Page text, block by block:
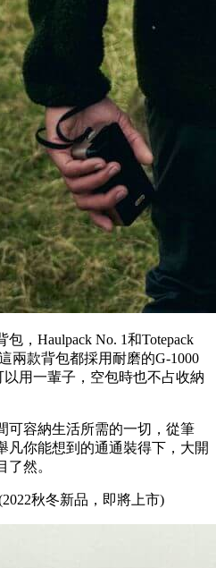
，Haulpack No. 1和Totepack
兩款背包都採用耐磨的G-1000
以用一輩子，空包時也不占收納
可容納生活所需的一切，從筆
凡你能想到的通通裝得下，大開
然。
秋冬新品，即將上市)